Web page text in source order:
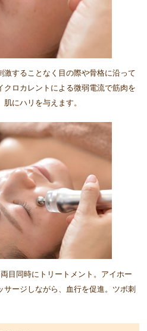
激することなく目の際や骨格に沿って
ロカレントによる微弱電流で筋肉を
にハリを与えます。
目同時にトリートメント。アイホー
ージしながら、血行を促進。ツボ刺